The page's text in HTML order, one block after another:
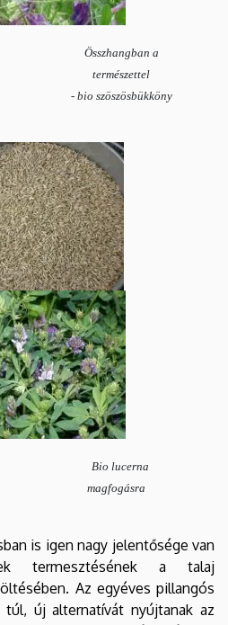
Összhangban a
természettel
- bio szöszösbükköny
Bio lucerna
magfogásra
is igen nagy jelentősége van
termesztésének a talaj
Az egyéves pillangós
új alternatívát nyújtanak az